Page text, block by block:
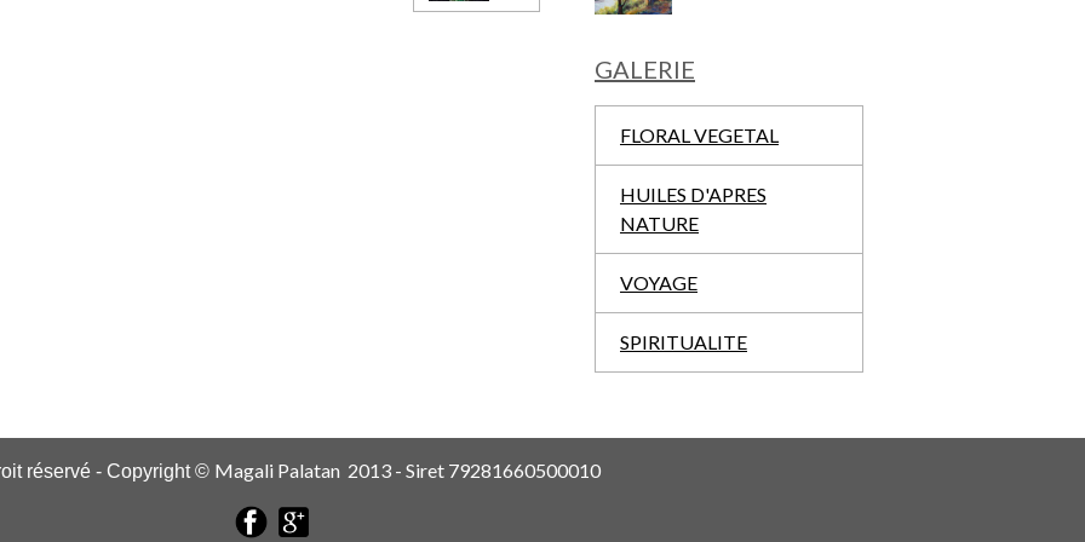
GALERIE
FLORAL VEGETAL
HUILES D'APRES
NATURE
VOYAGE
SPIRITUALITE
réservé - Copyright © Magali Palatan 2013 - Siret 79281660500010